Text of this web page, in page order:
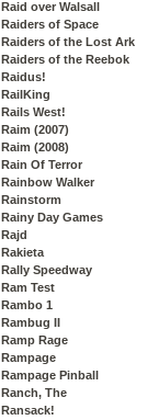
Raid over Walsall
Raiders of Space
Raiders of the Lost Ark
Raiders of the Reebok
Raidus!
RailKing
Rails West!
Raim (2007)
Raim (2008)
Rain Of Terror
Rainbow Walker
Rainstorm
Rainy Day Games
Rajd
Rakieta
Rally Speedway
Ram Test
Rambo 1
Rambug II
Ramp Rage
Rampage
Rampage Pinball
Ranch, The
Ransack!